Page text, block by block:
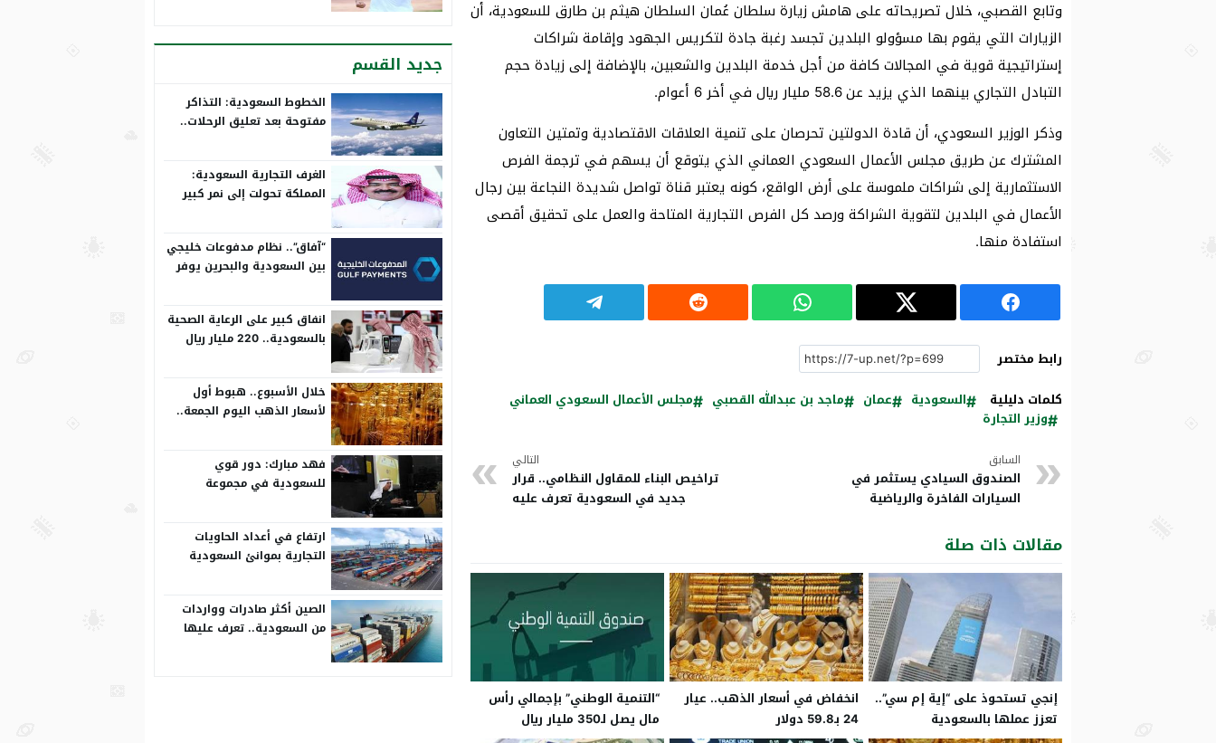
وتابع القصبي، خلال تصريحاته على هامش زيارة سلطان عُمان السلطان هيثم بن طارق للسعودية، أن
الزيارات التي يقوم بها مسؤولو البلدين تجسد رغبة جادة لتكريس الجهود وإقامة شراكات
إستراتيجية قوية في المجالات كافة من أجل خدمة البلدين والشعبين، بالإضافة إلى زيادة حجم
التبادل التجاري بينهما الذي يزيد عن 58.6 مليار ريال في أخر 6 أعوام.
وذكر الوزير السعودي، أن قادة الدولتين تحرصان على تنمية العلاقات الاقتصادية وتمتين التعاون
المشترك عن طريق مجلس الأعمال السعودي العماني الذي يتوقع أن يسهم في ترجمة الفرص
الاستثمارية إلى شراكات ملموسة على أرض الواقع، كونه يعتبر قناة تواصل شديدة النجاعة بين رجال
الأعمال في البلدين لتقوية الشراكة ورصد كل الفرص التجارية المتاحة والعمل على تحقيق أقصى
استفادة منها.
رابط مختصر
كلمات دليلية
السعودية عمان ماجد بن عبدالله القصبي
مجلس الأعمال السعودي العماني
وزير التجارة
السابق
الصندوق السيادي يستثمر في
السيارات الفاخرة والرياضية
التالي
تراخيص البناء للمقاول النظامي.. قرار
جديد في السعودية تعرف عليه
مقالات ذات صلة
إنجي تستحوذ على “إية إم سي”..
تعزز عملها بالسعودية
انخفاض في أسعار الذهب.. عيار
24 بـ59.8 دولار
“التنمية الوطني” بإجمالي رأس
مال يصل لـ350 مليار ريال
جديد القسم
الخطوط السعودية: التذاكر
مفتوحة بعد تعليق الرحلات..
الغرف التجارية السعودية:
المملكة تحولت إلى نمر كبير
“آفاق”.. نظام مدفوعات خليجي
بين السعودية والبحرين يوفر
انفاق كبير على الرعاية الصحية
بالسعودية.. 220 مليار ريال
خلال الأسبوع.. هبوط أول
لأسعار الذهب اليوم الجمعة..
فهد مبارك: دور قوي
للسعودية في مجموعة
ارتفاع في أعداد الحاويات
التجارية بموانئ السعودية
الصين أكثر صادرات وواردات
من السعودية.. تعرف عليها